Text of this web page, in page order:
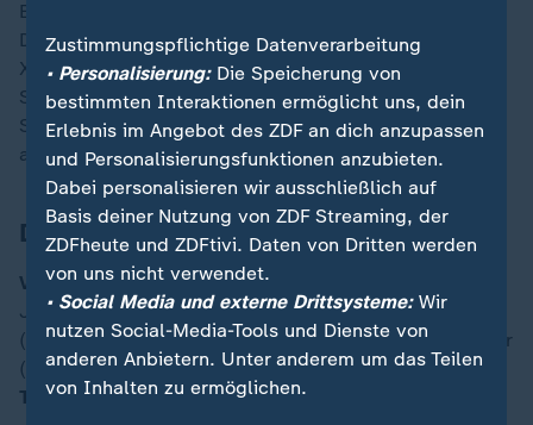
Endemann jubelte in der 82. Minute über ihren
Dreierpack, nur eine Minute später traf Jokerin Riola
Xhemaili und kurz vor dem Ende der regulären
Spielzeit machte Huth das 9:0 (89.), ehe
Schiedsrichterin Naemi Breier die Partie pünktlich
abpfiff.
Die Aufstellungen:
VfL Wolfsburg:Frohms - Wilms, Hendrich (63. Küver),
Janssen, Rabano (55. Wedemeyer) - Huth, Oberdorf
(74. Demann), Hagel (55. Xhemaili) - Endemann, Pajor
(46. Kalma), Brand
Trainer:Tommy Stroot
Zustimmungspflichtige Datenverarbeitung
• Personalisierung:Die Speicherung von
bestimmten Interaktionen ermöglicht uns, dein
Erlebnis im Angebot des ZDF an dich anzupassen
und Personalisierungsfunktionen anzubieten.
Dabei personalisieren wir ausschließlich auf
Basis deiner Nutzung von ZDF Streaming, der
ZDFheute und ZDFtivi. Daten von Dritten werden
von uns nicht verwendet.
• Social Media und externe Drittsysteme:Wir
nutzen Social-Media-Tools und Dienste von
anderen Anbietern. Unter anderem um das Teilen
von Inhalten zu ermöglichen.